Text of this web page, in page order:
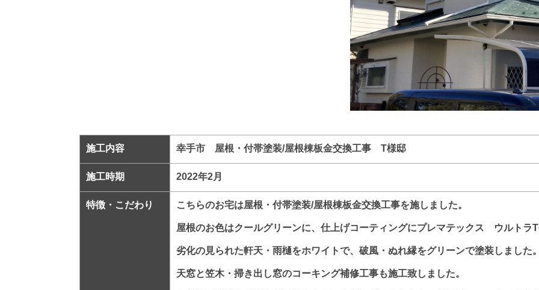
施工内容 幸手市 屋根・付帯塗装/屋根棟板金交換工事 T様邸
施工時期 2022年2月
特徴・こだわり こちらのお宅は屋根・付帯塗装/屋根棟板金交換工事を施しました。
屋根のお色はクールグリーンに、仕上げコーティングにプレマテックス ウルトラ
劣化の見られた軒天・雨樋をホワイトで、破風・ ぬれ縁をグリーンで塗装しました
天窓と笠木・掃き出し窓のコーキング補修工事も施工致しました。